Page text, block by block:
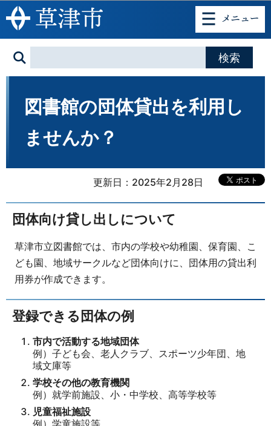
このページの本文へ移動
図書館の団体貸出を利用し
ませんか？
更新日：2025年2月28日
団体向け貸し出しについて
草津市立図書館では、市内の学校や幼稚園、保育園、こ
ども園、地域サークルなど団体向けに、団体用の貸出利
用券が作成できます。
登録できる団体の例
市内で活動する地域団体
例）子ども会、老人クラブ、スポーツ少年団、地
域文庫等
学校その他の教育機関
例）就学前施設、小・中学校、高等学校等
児童福祉施設
例）学童施設等